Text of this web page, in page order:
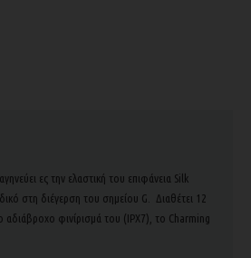
ες την ελαστική του επιφάνεια Silk
στη διέγερση του σημείου G. Διαθέτει 12
αδιάβροχο φινίρισμά του (IPX7), το Charming